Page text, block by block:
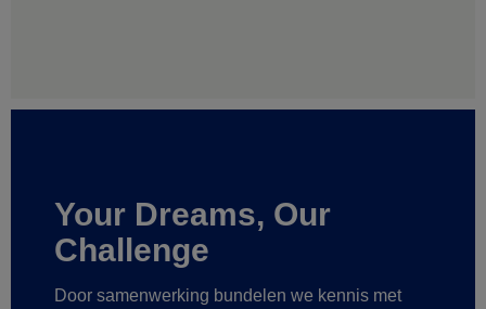
Your Dreams, Our
Challenge
Door samenwerking bundelen we kennis met